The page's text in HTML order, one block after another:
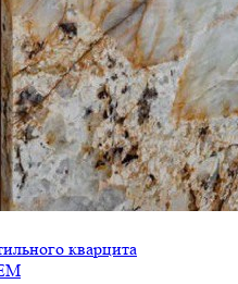
кварцита